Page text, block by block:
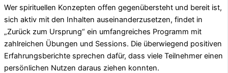
Wer spirituellen Konzepten offen gegenübersteht und bereit ist,
sich aktiv mit den Inhalten auseinanderzusetzen, findet in
„Zurück zum Ursprung“ ein umfangreiches Programm mit
zahlreichen Übungen und Sessions. Die überwiegend positiven
Erfahrungsberichte sprechen dafür, dass viele Teilnehmer einen
persönlichen Nutzen daraus ziehen konnten.